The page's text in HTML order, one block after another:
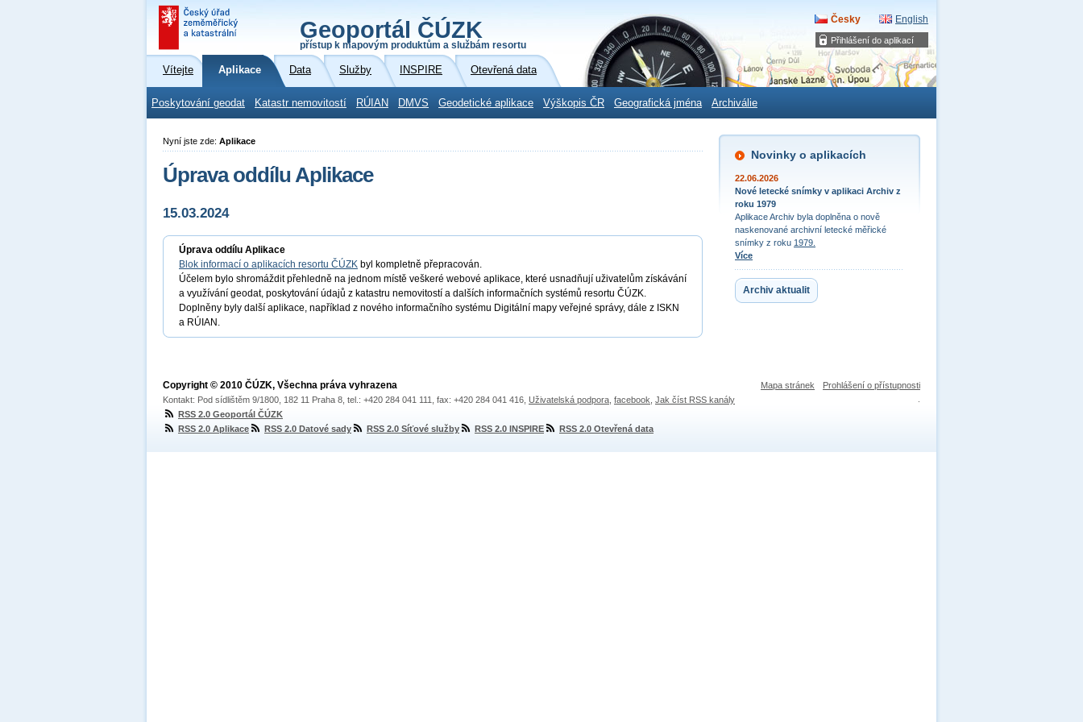
Přihlášení do aplikací
Geoportál ČÚZK
přístup k mapovým produktům a službám resortu
Česky English
Vítejte Aplikace Data Služby INSPIRE Otevřená data
Poskytování geodat Katastr nemovitostí RÚIAN DMVS Geodetické aplikace Výškopis ČR Geografická jména Archiválie
Novinky o aplikacích
22.06.2026
Nové letecké snímky v aplikaci Archiv z
roku 1979
Aplikace Archiv byla doplněna o nově
naskenované archivní letecké měřické
snímky z roku 1979.
Více
Archiv aktualit
Nyní jste zde: Aplikace
Úprava oddílu Aplikace
15.03.2024
Úprava oddílu Aplikace
Blok informací o aplikacích resortu ČÚZK byl kompletně přepracován.
Účelem bylo shromáždit přehledně na jednom místě veškeré webové aplikace, které usnadňují uživatelům získávání
a využívání geodat, poskytování údajů z katastru nemovitostí a dalších informačních systémů resortu ČÚZK.
Doplněny byly další aplikace, například z nového informačního systému Digitální mapy veřejné správy, dále z ISKN
a RÚIAN.
Mapa stránek Prohlášení o přístupnosti
Copyright © 2010 ČÚZK, Všechna práva vyhrazena
Kontakt: Pod sídlištěm 9/1800, 182 11 Praha 8, tel.: +420 284 041 111, fax: +420 284 041 416, Uživatelská podpora facebook Jak číst RSS kanály
RSS 2.0 Geoportál ČÚZK
RSS 2.0 Aplikace
RSS 2.0 Datové sady RSS 2.0 Síťové služby RSS 2.0 INSPIRE RSS 2.0 Otevřená data